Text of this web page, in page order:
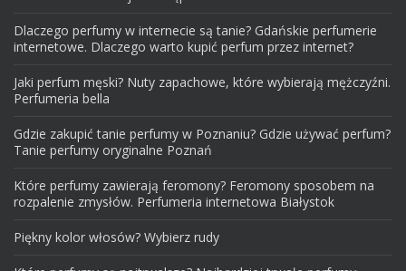
Dlaczego perfumy w internecie są tanie? Gdańskie perfumerie
internetowe. Dlaczego warto kupić perfum przez internet?
Jaki perfum męski? Nuty zapachowe, które wybierają mężczyźni.
Perfumeria bella
Gdzie zakupić tanie perfumy w Poznaniu? Gdzie używać perfum?
Tanie perfumy oryginalne Poznań
Które perfumy zawierają feromony? Feromony sposobem na
rozpalenie zmysłów. Perfumeria internetowa Białystok
Piękny kolor włosów? Wybierz rudy